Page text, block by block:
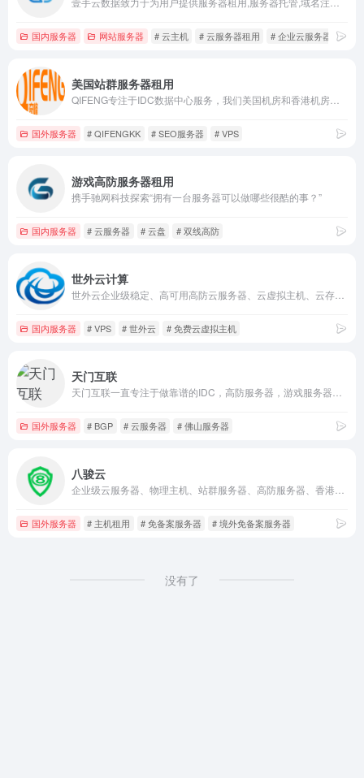
国内服务器 网站服务器 # 云主机 # 云服务器租用 # 企业云服务器
美国站群服务器租用
国外服务器 # QIFENGKK # SEO服务器 # VPS
游戏高防服务器租用
携手驰网科技探索“拥有一台服务器可以做哪些很酷的事？”
国内服务器 # 云服务器 # 云盘 # 双线高防
世外云计算
国内服务器 # VPS # 世外云 # 免费云虚拟主机
天门互联
国外服务器 # BGP # 云服务器 # 佛山服务器
八骏云
国外服务器 # 主机租用 # 免备案服务器 # 境外免备案服务器
没有了